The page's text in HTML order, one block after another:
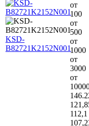
KSD-
B82721K2152N001
от
100
от
500
от
1000
от
3000
от
112,1